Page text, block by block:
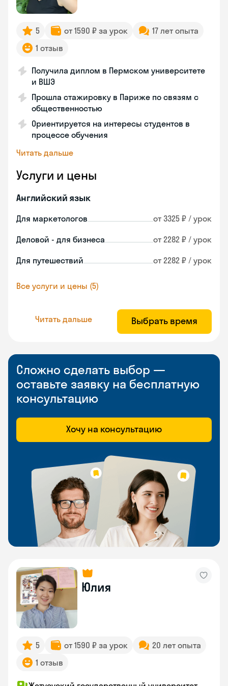
5 от 1590 ₽ за урок
17 лет опыта
1 отзыв
Получила диплом в Пермском университете
и ВШЭ
Прошла стажировку в Париже по связям с
общественностью
Ориентируется на интересы студентов в
процессе обучения
Читать дальше
Услуги и цены
Английский язык
Для маркетологов от 3325 ₽ / урок
Деловой - для бизнеса от 2282 ₽ / урок
Для путешествий от 2282 ₽ / урок
Все услуги и цены (5)
Читать дальше Выбрать время
Сложно сделать выбор —
оставьте заявку на бесплатную
консультацию
Хочу на консультацию
Юлия
5 от 1590 ₽ за урок
20 лет опыта
1 отзыв